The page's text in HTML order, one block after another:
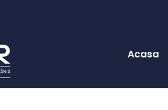
Acasa